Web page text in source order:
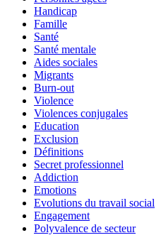
Handicap
Famille
Santé
Santé mentale
Aides sociales
Migrants
Burn-out
Violence
Violences conjugales
Education
Exclusion
Définitions
Secret professionnel
Addiction
Emotions
Evolutions du travail social
Engagement
Polyvalence de secteur